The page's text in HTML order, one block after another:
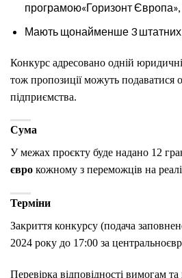
програмою«Горизонт
Мають щонайменше 3 штатних
Конкурс адресовано одній
тож пропозиції можуть подаватися
підприємства.
Сума
У межах проєкту буде надано 12
євро кожному з переможців на
Терміни
Закриття конкурсу (подача
2024 року до 17:00 за
Перевірка відповідності вимогам